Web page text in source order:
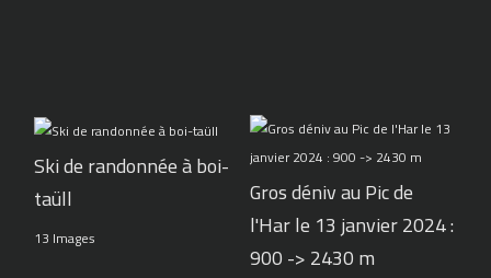
Ski de randonnée à boi-
taüll
13 Images
Gros déniv au Pic de
l'Har le 13 janvier 2024 :
900 -> 2430 m